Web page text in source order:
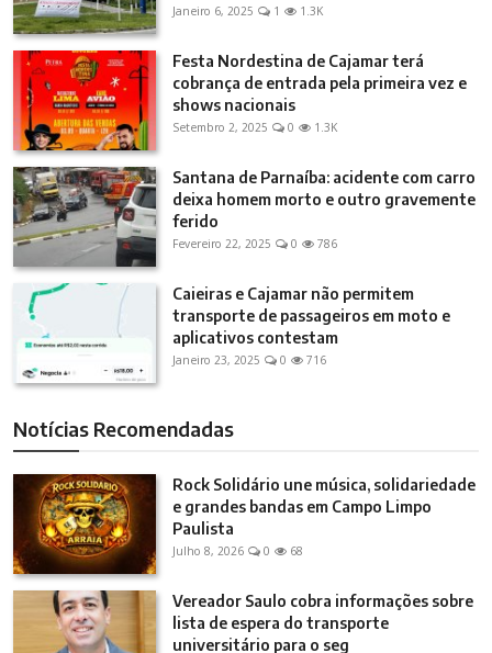
Janeiro 6, 2025 1 1.3K
Festa Nordestina de Cajamar terá
cobrança de entrada pela primeira vez e
shows nacionais
Setembro 2, 2025 0 1.3K
Santana de Parnaíba: acidente com carro
deixa homem morto e outro gravemente
ferido
Fevereiro 22, 2025 0 786
Caieiras e Cajamar não permitem
transporte de passageiros em moto e
aplicativos contestam
Janeiro 23, 2025 0 716
Notícias Recomendadas
Rock Solidário une música, solidariedade
e grandes bandas em Campo Limpo
Paulista
Julho 8, 2026 0 68
Vereador Saulo cobra informações sobre
lista de espera do transporte
universitário para o seg